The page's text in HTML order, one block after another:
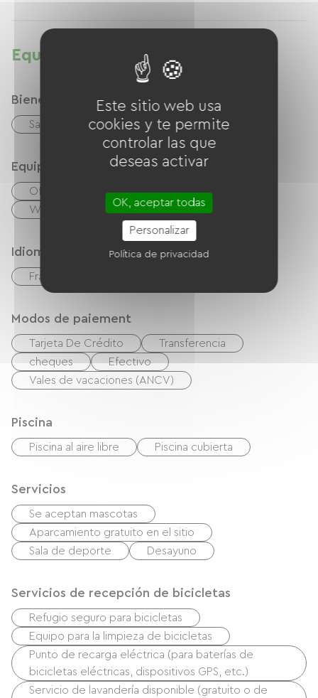
Equipamientos
Bienestar
Sauna Spa
Equipos
Oficina / Espacio de trabajo remoto
Wifi gratuito
Idiomas
Français
Modos de paiement
Tarjeta De Crédito
Transferencia
cheques
Efectivo
Vales de vacaciones (ANCV)
Piscina
Piscina al aire libre Piscina cubierta
Servicios
Se aceptan mascotas
Aparcamiento gratuito en el sitio
Sala de deporte
Desayuno
Servicios de recepción de bicicletas
Refugio seguro para bicicletas
Equipo para la limpieza de bicicletas
Punto de recarga eléctrica (para baterías de
bicicletas eléctricas, dispositivos GPS, etc.)
Servicio de lavandería disponible (gratuito o de
Este sitio web usa
cookies y te permite
controlar las que
deseas activar
OK, aceptar todas
Personalizar
Política de privacidad